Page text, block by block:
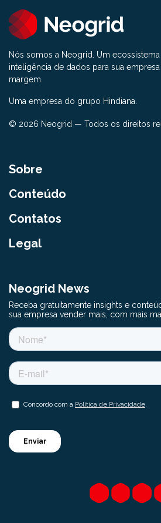
Nós somos a Neogrid. Um
inteligência de dados para sua
margem.
Uma empresa do grupo Hindiana.
© 2026 Neogrid — Todos os direitos
Sobre
Conteúdo
Contatos
Legal
Neogrid News